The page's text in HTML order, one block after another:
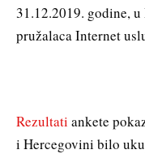
31.12.2019. godine,
pružalaca Internet
Rezultati ankete
i Hercegovini bilo